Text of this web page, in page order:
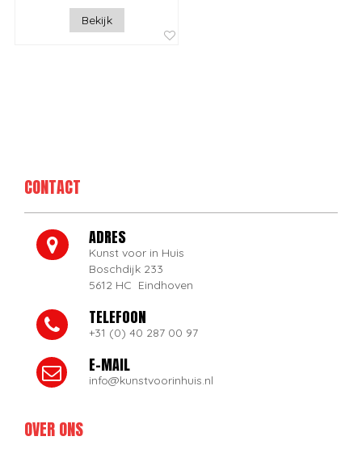
Bekijk
CONTACT
ADRES
Kunst voor in Huis
Boschdijk 233
5612 HC Eindhoven
TELEFOON
+31 (0) 40 287 00 97
E-MAIL
info@kunstvoorinhuis.nl
OVER ONS